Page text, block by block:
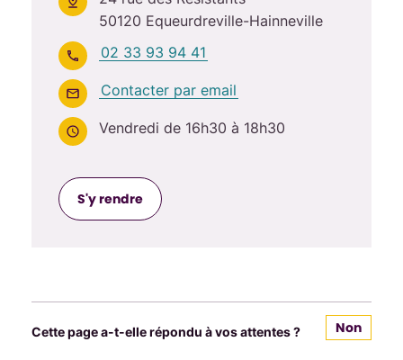
50120 Equeurdreville-Hainneville
02 33 93 94 41
Contacter par email
Vendredi de 16h30 à 18h30
S'y rendre
Cette page a-t-elle répondu à vos attentes ? Non